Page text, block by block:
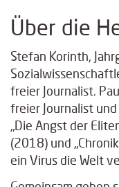
Über die
Stefan Korinth,
freier Journalist.
freier Journalist
„Die Angst der
(2018) und
ein Virus die Welt